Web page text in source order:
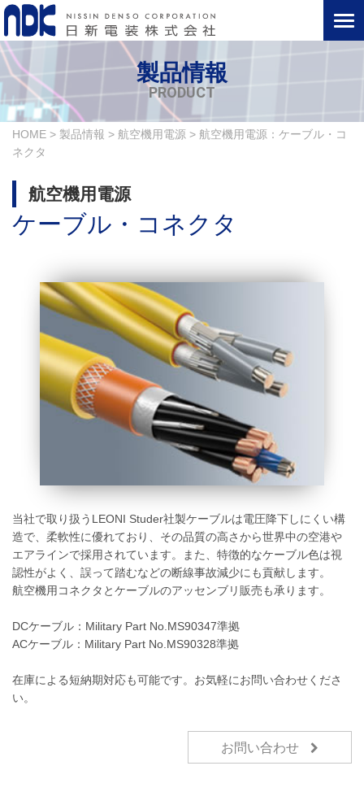
製品情報
PRODUCT
HOME > 製品情報 > 航空機用電源 > 航空機用電源：ケーブル・コ
ネクタ
航空機用電源
ケーブル・コネクタ
当社で取り扱うLEONI Studer社製ケーブルは電圧降下しにくい構
造で、柔軟性に優れており、その品質の高さから世界中の空港や
エアラインで採用されています。また、特徴的なケーブル色は視
認性がよく、誤って踏むなどの断線事故減少にも貢献します。
航空機用コネクタとケーブルのアッセンブリ販売も承ります。
DCケーブル：Military Part No.MS90347準拠
ACケーブル：Military Part No.MS90328準拠
在庫による短納期対応も可能です。お気軽にお問い合わせくださ
い。
お問い合わせ